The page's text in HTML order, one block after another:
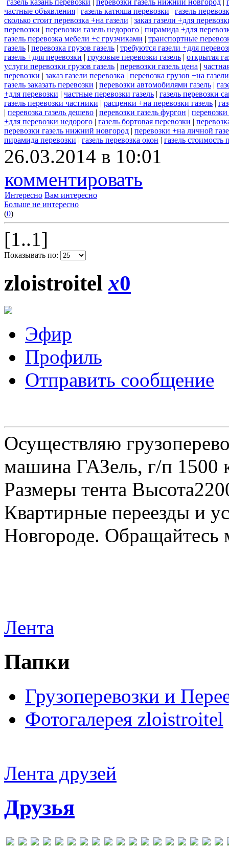
газель казань перевозки перевозки газель нижний новгород
частные объявления | газель катюша перевозки | газель
сколько стоит перевозка +на газели | заказ газели +для
перевозки | перевозки газель недорого | пирамида +для
газель перевозка мебели +с грузчиками | транспортные
газель | перевозка грузов газель | требуются газели +для
газель +для перевозки | грузовые перевозки газель | открытая
услуги перевозки грузов газель | перевозки газель цена |
перевозки | заказ газели перевозка | перевозка грузов +на
газель заказать перевозки | перевозки автомобилями газель |
+для перевозки | частные перевозки газель | газель перевозки
газель перевозки частники | расценки +на перевозки газель |
| перевозка газель дешево | перевозки газель фургон |
+для перевозки недорого | газель бортовая перевозки |
перевозки газель нижний новгород | перевозки +на личной
пирамида перевозки | газель перевозка окон | газель стоимость
26.03.2014 в 10:01
комментировать
Интересно Вам интересно
Больше не интересно
(0)
[1..1]
Показывать по:
zloistroitelx0
Эфир
Профиль
Отправить сообщение
Осуществляю
машина ГАЗель, г/п 1500
Размеры тента
Квартирные переезды и
Новгороде.
Лента
Папки
Грузоперевозки и
Фотогалерея zloistroitel
Лента друзей
Друзья